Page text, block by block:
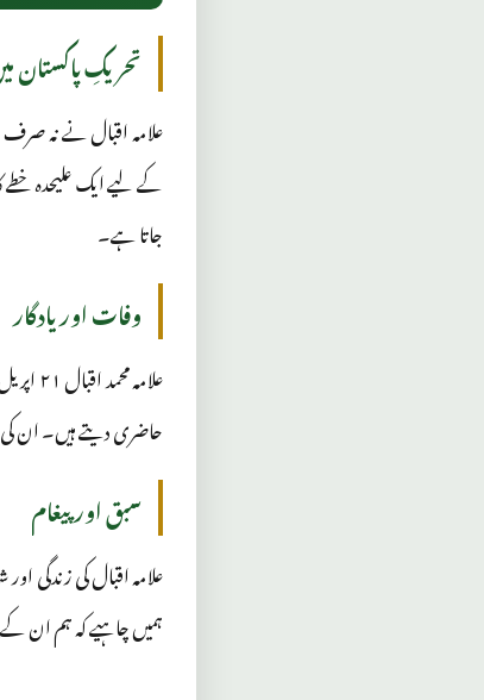
تحریکِ پاکستان
علامہ اقبال نے نہ
کے لیے ایک علیحدہ خطے
جاتا ہے۔
وفات اور یادگار
حاضری دیتے ہیں۔ ان
سبق اور پیغام
علامہ اقبال کی زندگی
ہمیں چاہیے کہ ہم ان کے